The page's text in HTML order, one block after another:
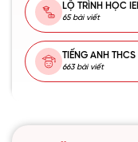
LỘ TRÌNH HỌC
65 bài viết
TIẾNG ANH THCS
663 bài viết